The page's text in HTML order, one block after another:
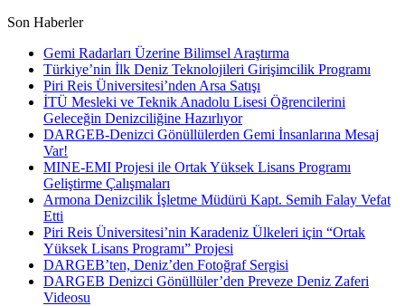
Son Haberler
Gemi Radarları Üzerine Bilimsel Araştırma
Türkiye’nin İlk Deniz Teknolojileri Girişimcilik Programı
Piri Reis Üniversitesi’nden Arsa Satışı
İTÜ Mesleki ve Teknik Anadolu Lisesi Öğrencilerini
Geleceğin Denizciliğine Hazırlıyor
DARGEB-Denizci Gönüllülerden Gemi İnsanlarına Mesaj
Var!
MINE-EMI Projesi ile Ortak Yüksek Lisans Programı
Geliştirme Çalışmaları
Armona Denizcilik İşletme Müdürü Kapt. Semih Falay Vefat
Etti
Piri Reis Üniversitesi’nin Karadeniz Ülkeleri için “Ortak
Yüksek Lisans Programı” Projesi
DARGEB’ten, Deniz’den Fotoğraf Sergisi
DARGEB Denizci Gönüllüler’den Preveze Deniz Zaferi
Videosu